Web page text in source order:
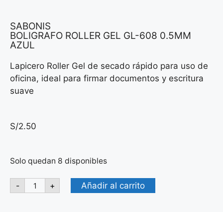
SABONIS
BOLIGRAFO ROLLER GEL GL-608 0.5MM
AZUL
Lapicero Roller Gel de secado rápido para uso de
oficina, ideal para firmar documentos y escritura
suave
S/2.50
Solo quedan 8 disponibles
- + Añadir al carrito